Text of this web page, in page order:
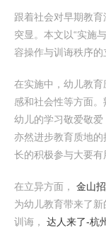
跟着社会对早期教
突显。本文以“实施
容操作与训诲秩序的
在实施中，幼儿教
感和社会性等方面
幼儿的学习敬爱敬
亦然进步教育质地的
长的积极参与大要有
在立异方面， 金山
为幼儿教育带来了
训诲， 达人来了-杭